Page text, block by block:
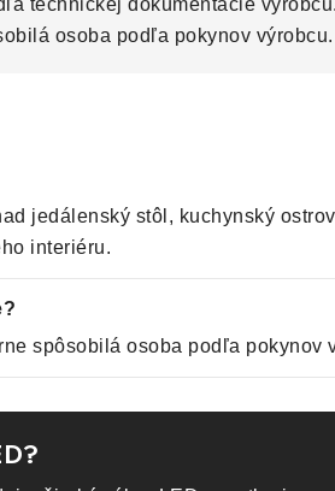
technickej dokumentácie
osoba podľa pokynov výrobcu.
jedálenský stôl, kuchynský
interiéru.
spôsobilá osoba podľa pokynov